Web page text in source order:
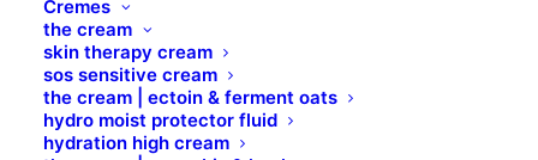
Cremes
the cream
skin therapy cream
sos sensitive cream
the cream | ectoin & ferment oats
hydro moist protector fluid
hydration high cream